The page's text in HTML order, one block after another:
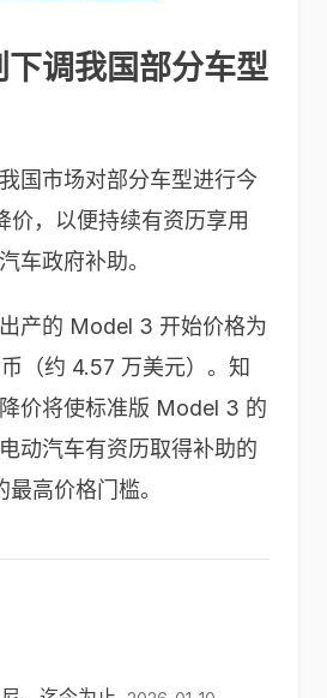
调我国部分车型
国市场对部分车型进行今
价，以便持续有资历享用
车政府补助。
产的 Model 3 开始价格为
（约 4.57 万美元）。知
价将使标准版 Model 3 的
动汽车有资历取得补助的
高价格门槛。